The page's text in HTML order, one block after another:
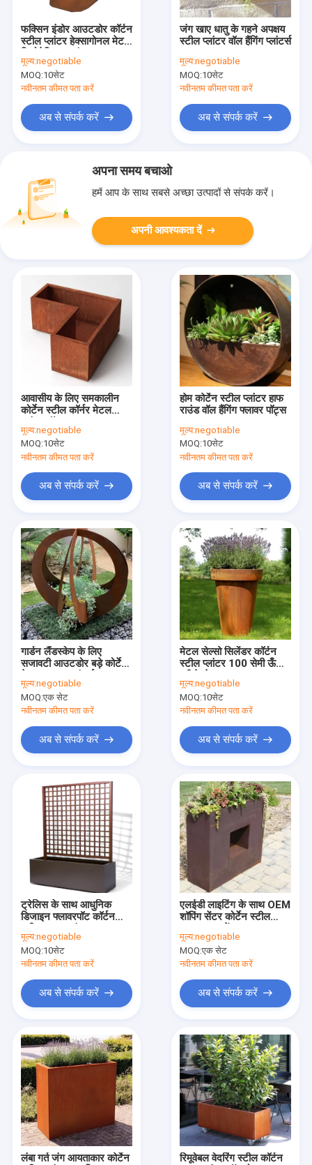
उत्पाद
हमारे बारे में
फैक्टरी यात्रा
गुणवत्ता नियंत्रण
हमसे संपर्क करें
समाचार
कोर्टेन स्टील बीबीक्यू ग्रिल
कोर्टेन स्टील प्लांटर
कोर्टेन स्टील फायर ग्लोब
कॉर्टन स्टील वॉटर फ़ीचर
छत निलंबित चिमनी
फक्सिन इंडोर आउटडोर कॉर्टन
स्टील प्लांटर हेक्सागोनल मेटल
मूल्य:negotiable
MOQ:10सेट
नवीनतम कीमत पता करें
अब से संपर्क करें
जंग खाए धातु के गहने अपक्षय
स्टील प्लांटर वॉल हैंगिंग प्लांटर्स
मूल्य:negotiable
MOQ:10सेट
नवीनतम कीमत पता करें
अब से संपर्क करें
अपना समय बचाओ
हमें आप के साथ सबसे अच्छा उत्पादों से संपर्क करें।
अपनी आवश्यकता दें
आवासीय के लिए समकालीन
कोर्टेन स्टील कॉर्नर मेटल
मूल्य:negotiable
MOQ:10सेट
नवीनतम कीमत पता करें
अब से संपर्क करें
होम कोर्टेन स्टील प्लांटर हाफ
राउंड वॉल हैंगिंग फ्लावर पॉट्स
मूल्य:negotiable
MOQ:10सेट
नवीनतम कीमत पता करें
अब से संपर्क करें
गार्डन लैंडस्केप के लिए
सजावटी आउटडोर बड़े कोर्टेन
मूल्य:negotiable
MOQ:एक सेट
नवीनतम कीमत पता करें
अब से संपर्क करें
मेटल सेल्सो सिलेंडर कॉर्टन
स्टील प्लांटर 100 सेमी ऊँचाई
मूल्य:negotiable
MOQ:10सेट
नवीनतम कीमत पता करें
अब से संपर्क करें
ट्रेलिस के साथ आधुनिक
डिजाइन फ्लावरपॉट कॉर्टन
मूल्य:negotiable
MOQ:10सेट
नवीनतम कीमत पता करें
अब से संपर्क करें
एलईडी लाइटिंग के साथ OEM
शॉपिंग सेंटर कोर्टेन स्टील
मूल्य:negotiable
MOQ:एक सेट
नवीनतम कीमत पता करें
अब से संपर्क करें
लंबा गर्त जंग आयताकार कोर्टेन
रिमूवेबल वेदरिंग स्टील कॉर्टन